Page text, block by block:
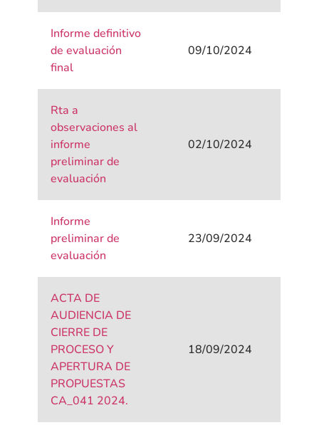
Informe definitivo
de evaluación
final
09/10/2024
Rta a
observaciones al
informe
preliminar de
evaluación
02/10/2024
Informe
preliminar de
evaluación
23/09/2024
ACTA DE
AUDIENCIA DE
CIERRE DE
PROCESO Y
APERTURA DE
PROPUESTAS
CA_041 2024.
18/09/2024